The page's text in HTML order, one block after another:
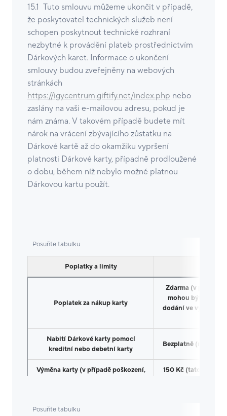
15.1 Tuto smlouvu můžeme ukončit v případě,
že poskytovatel technických služeb není
schopen poskytnout technické rozhraní
nezbytné k provádění plateb prostřednictvím
Dárkových karet. Informace o ukončení
smlouvy budou zveřejněny na webových
stránkách
https://igycentrum.giftify.net/index.php nebo
zaslány na vaši e-mailovou adresu, pokud je
nám známa. V takovém případě budete mít
nárok na vrácení zbývajícího zůstatku na
Dárkové kartě až do okamžiku vypršení
platnosti Dárkové karty, případně prodloužené
o dobu, během níž nebylo možné platnou
Dárkovou kartu použít.
Poplatky a limity
Poplatek za nákup karty
Zdarma (v případě
mohou být
dodání ve výši dle
Nabití Dárkové karty pomocí
kreditní nebo debetní karty
Bezplatně (není-li
Výměna karty (v případě poškození,
150 Kč (tato částka